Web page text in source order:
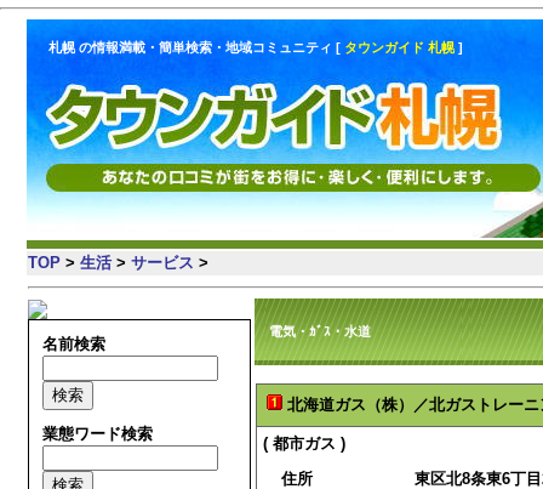
札幌 の情報満載・簡単検索・地域コミュニティ [ タウンガイド 札幌]
TOP > 生活 > サービス >
名前検索
業態ワード検索
電気・ｶﾞｽ・水道
北海道ガス（株）／北ガストレー
( 都市ガス )
住所
東区北8条東6丁